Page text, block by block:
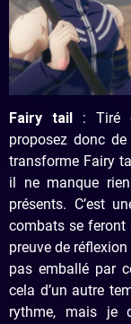
Fairy tail : Tiré
proposez donc
transforme Fairy
il ne manque
présents. C’est
combats se feront
preuve de
pas emballé par
cela d’un autre
rythme, mais je